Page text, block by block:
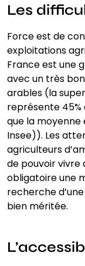
Les
Force est de
exploitations
France est une
avec un très
arables (la
représente 45%
que la
Insee)). Les
agriculteurs
de pouvoir
obligatoire une
recherche
bien méritée.